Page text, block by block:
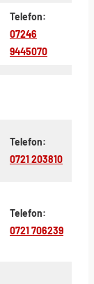
Telefon:
07246
9445070
Telefon:
0721 203810
Telefon:
0721 706239